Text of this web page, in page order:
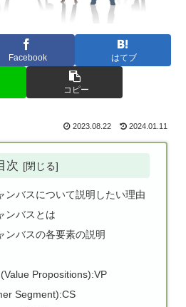
Facebook はてブ
コピー
2023.08.22 2024.01.11
次
ンバスについて説明したい理由
ンバスとは
ンバスの各要素の説明
Propositions):VP
Segment):CS